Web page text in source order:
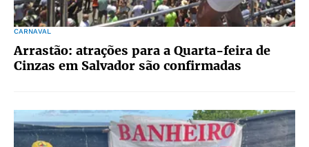
CARNAVAL
Arrastão: atrações para a Quarta-feira de
Cinzas em Salvador são confirmadas